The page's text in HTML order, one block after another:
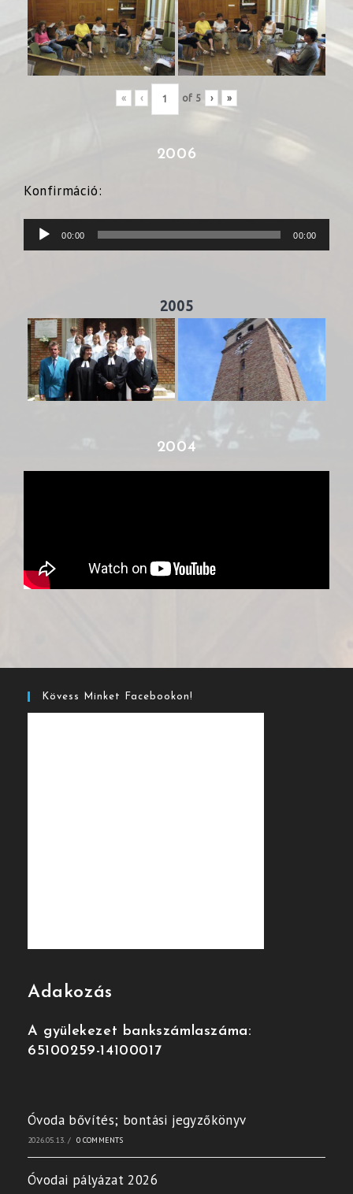
« ‹ of 5 › »
2006
Konfirmáció:
Audió
lejátszó
00:00 00:00
2005
2004
Kövess Minket Facebookon!
Adakozás
A gyülekezet bankszámlaszáma:
65100259-14100017
Óvoda bővítés; bontási jegyzőkönyv
2026.05.13. / 0 COMMENTS
Óvodai pályázat 2026